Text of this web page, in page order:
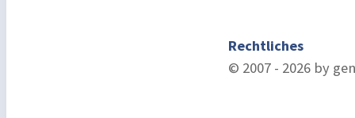
Rechtliches
© 2007 - 2026 by